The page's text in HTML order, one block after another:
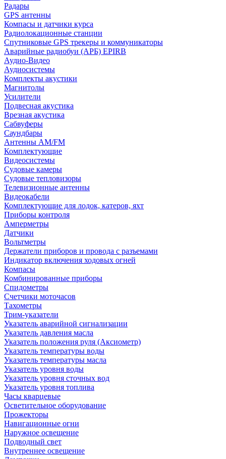
Радары
GPS антенны
Компасы и датчики курса
Радиолокационные станции
Спутниковые GPS трекеры и коммуникаторы
Аварийные радиобуи (АРБ) EPIRB
Аудио-Видео
Аудиосистемы
Комплекты акустики
Магнитолы
Усилители
Подвесная акустика
Врезная акустика
Сабвуферы
Саундбары
Антенны AM/FM
Комплектующие
Видеосистемы
Судовые камеры
Cудовые тепловизоры
Телевизионные антенны
Видеокабели
Комплектующие для лодок, катеров, яхт
Приборы контроля
Амперметры
Датчики
Вольтметры
Держатели приборов и провода с разъемами
Индикатор включения ходовых огней
Компасы
Комбинированные приборы
Спидометры
Счетчики моточасов
Тахометры
Трим-указатели
Указатель аварийной сигнализации
Указатель давления масла
Указатель положения руля (Аксиометр)
Указатель температуры воды
Указатель температуры масла
Указатель уровня воды
Указатель уровня сточных вод
Указатель уровня топлива
Часы кварцевые
Осветительное оборудование
Прожекторы
Навигационные огни
Наружное освещение
Подводный свет
Внутреннее освещение